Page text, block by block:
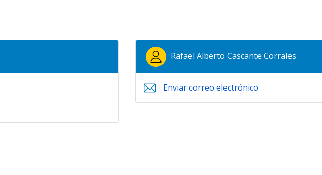
Rafael Alberto Cascante Corrales
Enviar correo electrónico